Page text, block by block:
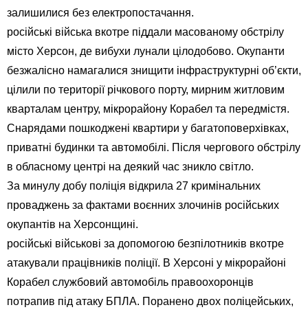
залишилися без електропостачання.
російські війська вкотре піддали масованому обстрілу
місто Херсон, де вибухи лунали цілодобово. Окупанти
безжалісно намагалися знищити інфраструктурні об’єкти,
цілили по території річкового порту, мирним житловим
кварталам центру, мікрорайону Корабел та передмістя.
Снарядами пошкоджені квартири у багатоповерхівках,
приватні будинки та автомобілі. Після чергового обстрілу
в обласному центрі на деякий час зникло світло.
За минулу добу поліція відкрила 27 кримінальних
проваджень за фактами воєнних злочинів російських
окупантів на Херсонщині.
російські військові за допомогою безпілотників вкотре
атакували працівників поліції. В Херсоні у мікрорайоні
Корабел службовий автомобіль правоохоронців
потрапив під атаку БПЛА. Поранено двох поліцейських,